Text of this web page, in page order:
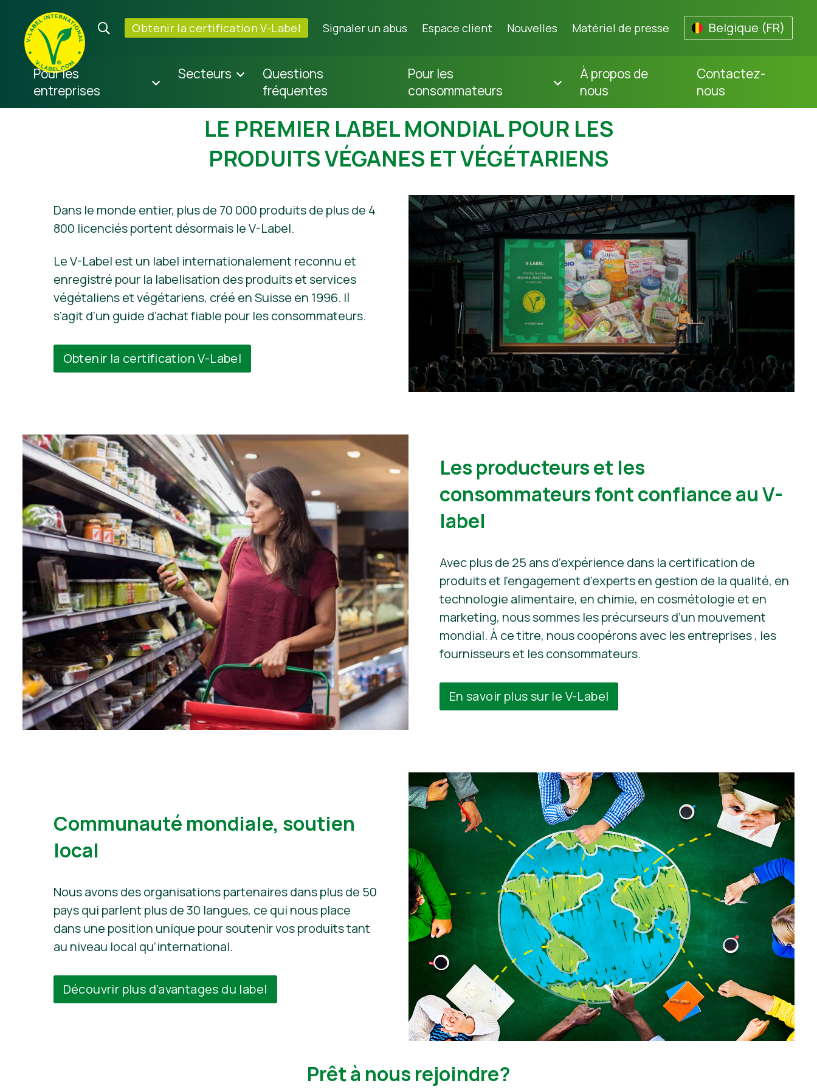
Obtenir la certification V-Label Signaler un abus Espace client Nouvelles Matériel de presse Belgique (FR)
Pour les
entreprises
Secteurs
Questions
fréquentes
Pour les
consommateurs
À propos de
nous
Contactez-
nous
LE PREMIER LABEL MONDIAL POUR LES
PRODUITS VÉGANES ET VÉGÉTARIENS
Dans le monde entier, plus de 70 000 produits de plus de 4
800 licenciés portent désormais le V-Label.
Le V-Label est un label internationalement reconnu et
enregistré pour la labelisation des produits et services
végétaliens et végétariens, créé en Suisse en 1996. Il
s’agit d’un guide d’achat fiable pour les consommateurs.
Obtenir la certification V-Label
Les producteurs et les
consommateurs font confiance au V-
label
Avec plus de 25 ans d’expérience dans la certification de
produits et l’engagement d’experts en gestion de la qualité, en
technologie alimentaire, en chimie, en cosmétologie et en
marketing, nous sommes les précurseurs d’un mouvement
mondial. À ce titre, nous coopérons avec les entreprises , les
fournisseurs et les consommateurs.
En savoir plus sur le V-Label
Communauté mondiale, soutien
local
Nous avons des organisations partenaires dans plus de 50
pays qui parlent plus de 30 langues, ce qui nous place
dans une position unique pour soutenir vos produits tant
au niveau local qu’international.
Découvrir plus d’avantages du label
Prêt à nous rejoindre?